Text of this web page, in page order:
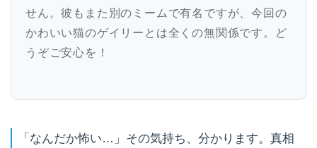
せん。彼もまた別のミームで有名ですが、今回の
かわいい猫のゲイリーとは全くの無関係です。ど
うぞご安心を！
「なんだか怖い…」その気持ち、分かります。真相